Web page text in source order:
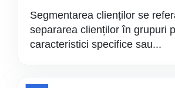
Segmentarea clienților se
separarea clienților în grupuri
caracteristici specifice sau...